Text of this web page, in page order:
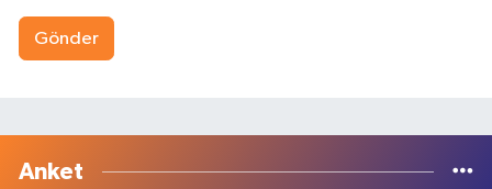
Gönder
Anket